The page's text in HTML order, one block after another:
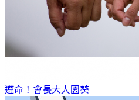
遵命！會長大人 園葵